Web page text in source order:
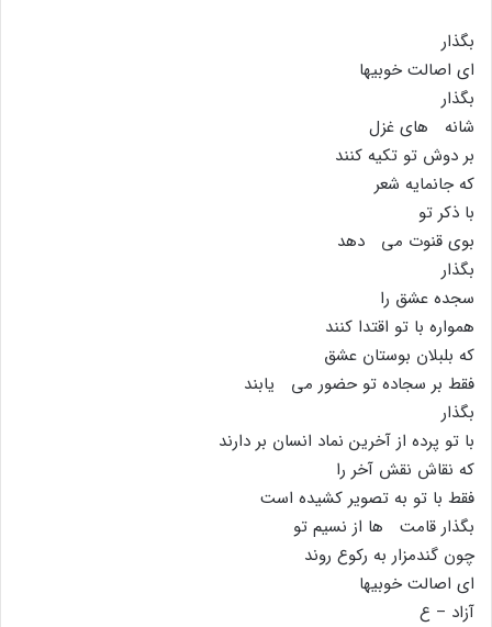
بگذار
اى اصالت خوبیها
بگذار
شانه هاى غزل
بر دوش تو تکیه کنند
که جانمایه شعر
با ذکر تو
بوى قنوت مى دهد
بگذار
سجده عشق را
همواره با تو اقتدا کنند
که بلبلان بوستان عشق
فقط بر سجاده تو حضور مى یابند
بگذار
با تو پرده از آخرین نماد انسان بر دارند
که نقاش نقش آخر را
فقط با تو به تصویر کشیده است
بگذار قامت ها از نسیم تو
چون گندمزار به رکوع روند
اى اصالت خوبیها
آزاد – ع